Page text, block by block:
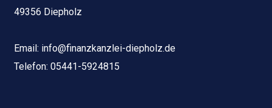
49356 Diepholz
Email: info@finanzkanzlei-diepholz.de
Telefon: 05441-5924815